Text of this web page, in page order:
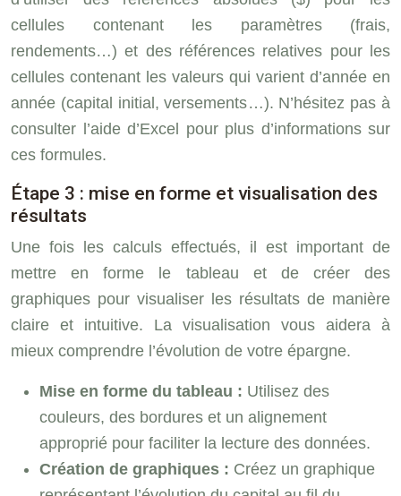
cellules contenant les paramètres (frais,
rendements…) et des références relatives pour les
cellules contenant les valeurs qui varient d’année en
année (capital initial, versements…). N’hésitez pas à
consulter l’aide d’Excel pour plus d’informations sur
ces formules.
Étape 3 : mise en forme et visualisation des
résultats
Une fois les calculs effectués, il est important de
mettre en forme le tableau et de créer des
graphiques pour visualiser les résultats de manière
claire et intuitive. La visualisation vous aidera à
mieux comprendre l’évolution de votre épargne.
Mise en forme du tableau : Utilisez des
couleurs, des bordures et un alignement
approprié pour faciliter la lecture des données.
Création de graphiques : Créez un graphique